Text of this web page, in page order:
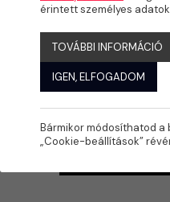
érintett személyes
TOVÁBBI INFORMÁCIÓ
IGEN, ELFOGADOM
Bármikor módosíthatod a
„Cookie-beállítások”